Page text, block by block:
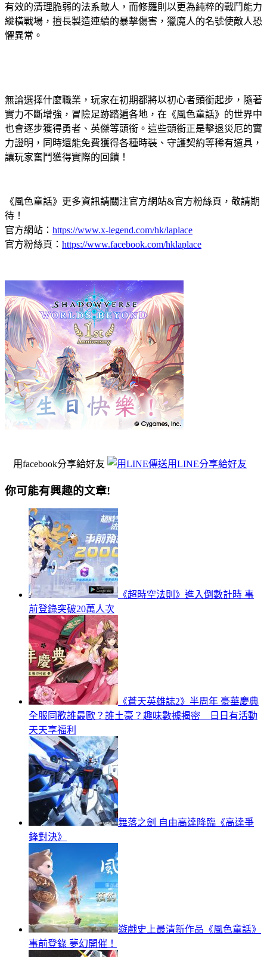
有效的清理脆弱的法系敵人，而修羅則以更為純粹的戰鬥能力
縱橫戰場，擅長製造連續的暴擊傷害，獵魔人的名號使敵人恐
懼異常。
無論選擇什麼職業，玩家在初期都將以初心者頭銜起步，隨著
實力不斷增強，冒險足跡踏遍各地，在《風色童話》的世界中
也會逐步獲得勇者、英傑等頭銜。這些頭銜正是擊退災厄的實
力證明，同時還能免費獲得各種時裝、守護契約等稀有道具，
讓玩家奮鬥獲得實際的回饋！
《風色童話》更多資訊請關注官方網站&官方粉絲頁，敬請期
待！
官方網站： https://www.x-legend.com/hk/laplace
官方粉絲頁： https://www.facebook.com/hklaplace
用facebook分享給好友 用LINE分享給好友
你可能有興趣的文章!
《超時空法則》進入倒數計時 事
前登錄突破20萬人次
《蒼天英雄誌2》半周年 豪華慶典
全服同歡誰最歐？誰土豪？趣味數據揭密 日日有活動
天天享福利
舞落之劍 自由高達降臨《高達爭
鋒對決》
遊戲史上最清新作品《風色童話》
事前登錄 夢幻開催！